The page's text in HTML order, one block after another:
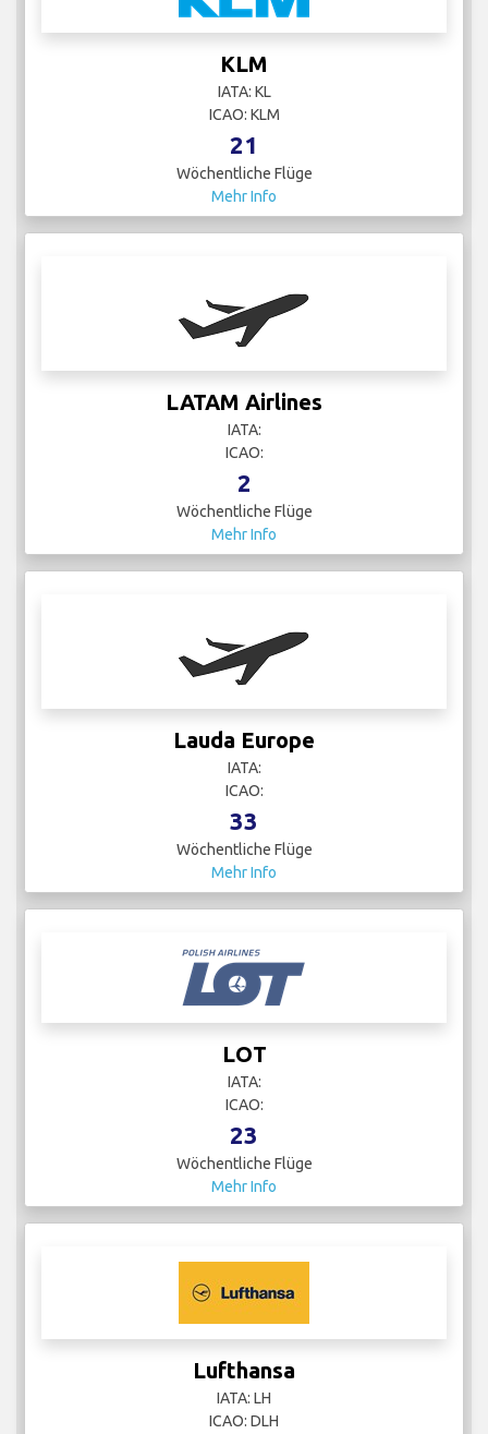
KLM
IATA: KL
ICAO: KLM
21
Wöchentliche Flüge
Mehr Info
LATAM Airlines
IATA:
ICAO:
2
Wöchentliche Flüge
Mehr Info
Lauda Europe
IATA:
ICAO:
33
Wöchentliche Flüge
Mehr Info
LOT
IATA:
ICAO:
23
Wöchentliche Flüge
Mehr Info
Lufthansa
IATA: LH
ICAO: DLH